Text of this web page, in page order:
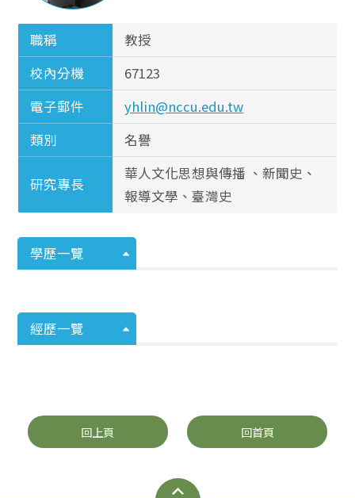
職稱
教授
校內分機
67123
電子郵件
yhlin@nccu.edu.tw
類別
名譽
研究專長
華人文化思想與傳播 、新聞史、
報導文學、臺灣史
學歷一覽
經歷一覽
回上頁 回首頁